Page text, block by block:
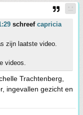
schreef capricia
zijn laatste video.
videos.
Trachtenberg,
ingevallen gezicht en